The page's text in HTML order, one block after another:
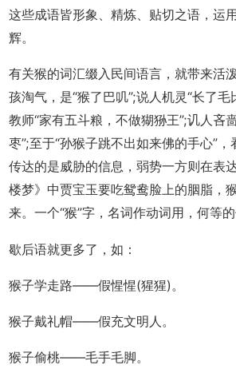
这些成语皆形象、精炼、贴切之语，运
辉。
有关猴的词汇缀入民间语言，就带来活
孩淘气，是“猴了巴叽”;说人机灵“长了毛
教师“家有五斗粮，不做猢狲王”;讥人吝
枣”;至于“孙猴子跳不出如来佛的手心”
传达的是威胁的信息，弱势一方则在表
楼梦》中贾宝玉要吃鸳鸯脸上的胭脂，
来。一个“猴”字，名词作动词用，何等
歇后语就更多了，如：
猴子学走路――假惺惺(猩猩)。
猴子戴礼帽――假充文明人。
猴子偷桃――毛手毛脚。